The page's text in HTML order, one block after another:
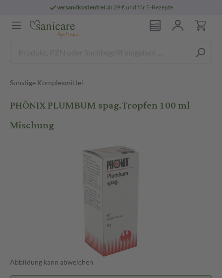
versandkostenfreiab 29 € und für E-Rezepte
Sonstige Komplexmittel
PHÖNIX PLUMBUM spag.Tropfen 100 ml
Mischung
Abbildung kann abweichen